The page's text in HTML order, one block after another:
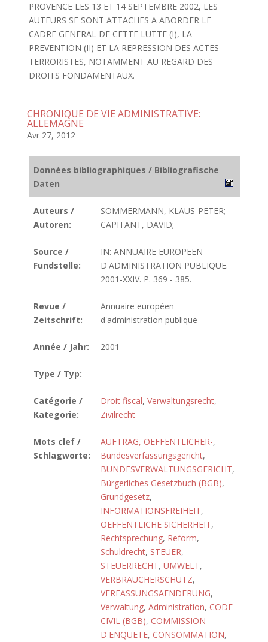
PROVENCE LES 13 ET 14 SEPTEMBRE 2002, LES
AUTEURS SE SONT ATTACHES A ABORDER LE
CADRE GENERAL DE CETTE LUTTE (I), LA
PREVENTION (II) ET LA REPRESSION DES ACTES
TERRORISTES, NOTAMMENT AU REGARD DES
DROITS FONDAMENTAUX.
CHRONIQUE DE VIE ADMINISTRATIVE:
ALLEMAGNE
Avr 27, 2012
Données bibliographiques / Bibliografische
Daten
Auteurs /
Autoren:
SOMMERMANN, KLAUS-PETER;
CAPITANT, DAVID;
Source /
Fundstelle:
IN: ANNUAIRE EUROPEEN
D'ADMINISTRATION PUBLIQUE.
2001-XXIV. P. 369 - 385.
Revue /
Zeitschrift:
Annuaire européen
d'administration publique
Année / Jahr: 2001
Type / Typ:
Catégorie /
Kategorie:
Droit fiscal, Verwaltungsrecht,
Zivilrecht
Mots clef /
Schlagworte:
AUFTRAG, OEFFENTLICHER-,
Bundesverfassungsgericht,
BUNDESVERWALTUNGSGERICHT,
Bürgerliches Gesetzbuch (BGB),
Grundgesetz,
INFORMATIONSFREIHEIT,
OEFFENTLICHE SICHERHEIT,
Rechtsprechung, Reform,
Schuldrecht, STEUER,
STEUERRECHT, UMWELT,
VERBRAUCHERSCHUTZ,
VERFASSUNGSAENDERUNG,
Verwaltung, Administration, CODE
CIVIL (BGB), COMMISSION
D'ENQUETE, CONSOMMATION,